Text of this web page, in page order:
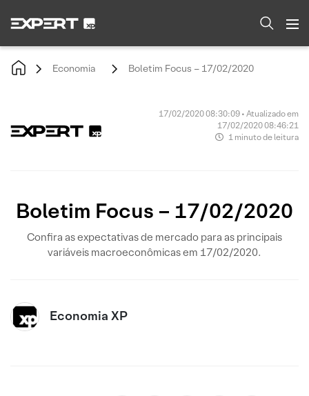
Economia Boletim Focus – 17/02/2020
17/02/2020 08:30:09 • Atualizado em
17/02/2020 08:46:21
1 minuto de leitura
Boletim Focus – 17/02/2020
Confira as expectativas de mercado para as principais
variáveis macroeconômicas em 17/02/2020.
Economia XP